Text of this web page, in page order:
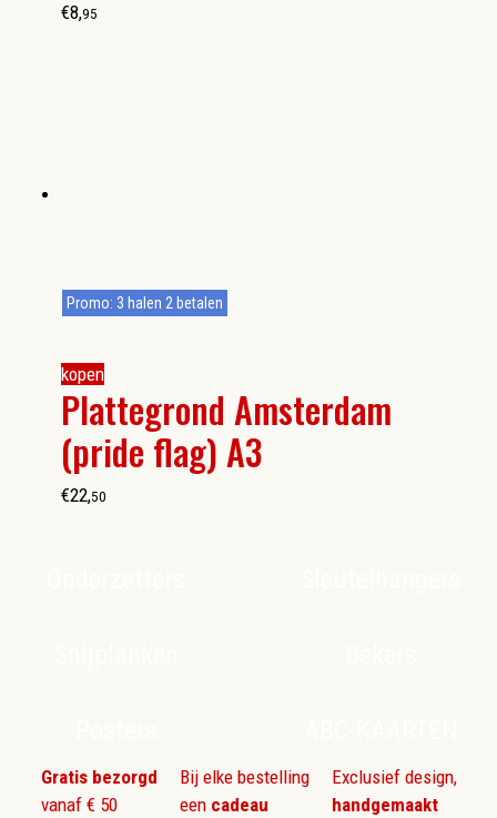
€8,95
kopen
Plattegrond Amsterdam
(pride flag) A3
Promo: 3 halen 2 betalen
€22,50
Gratis bezorgd
vanaf € 50
Bij elke bestelling
een cadeau
Exclusief design,
handgemaakt